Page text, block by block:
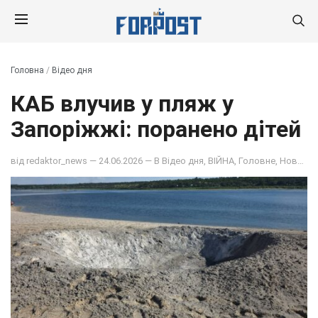
Головна / Відео дня
КАБ влучив у пляж у
Запоріжжі: поранено дітей
від redaktor_news — 24.06.2026 — В Відео дня ВІЙНА Головне Новина дня